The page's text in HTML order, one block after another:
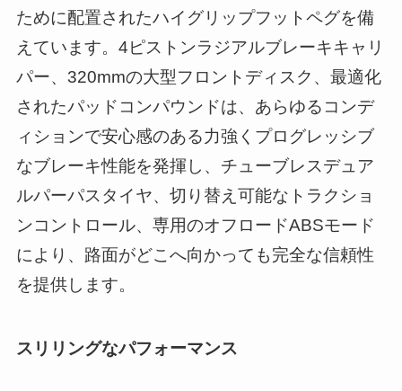
ために配置されたハイグリップフットペグを備
えています。4ピストンラジアルブレーキキャリ
パー、320mmの大型フロントディスク、最適化
されたパッドコンパウンドは、あらゆるコンデ
ィションで安心感のある力強くプログレッシブ
なブレーキ性能を発揮し、チューブレスデュア
ルパーパスタイヤ、切り替え可能なトラクショ
ンコントロール、専用のオフロードABSモード
により、路面がどこへ向かっても完全な信頼性
を提供します。
スリリングなパフォーマンス